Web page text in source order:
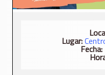
Lugar:
Fecha: